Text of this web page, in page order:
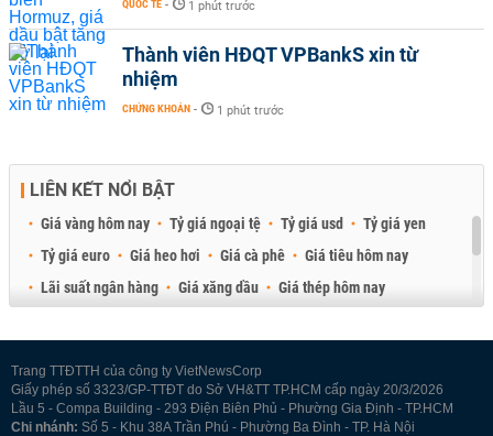
QUỐC TẾ - 1 phút trước
Thành viên HĐQT VPBankS xin từ
nhiệm
CHỨNG KHOÁN - 1 phút trước
LIÊN KẾT NỔI BẬT
Giá vàng hôm nay Tỷ giá ngoại tệ Tỷ giá usd
Tỷ giá yen
Tỷ giá euro
Giá heo hơi Giá cà phê
Giá tiêu hôm nay
Lãi suất ngân hàng
Giá xăng dầu
Giá thép hôm nay
Trang TTĐTTH của công ty VietNewsCorp
Giấy phép số 3323/GP-TTĐT do Sở VH&TT TP.HCM cấp ngày 20/3/2026
Lầu 5 - Compa Building - 293 Điện Biên Phủ - Phường Gia Định - TP.HCM
Chi nhánh: Số 5 - Khu 38A Trần Phú - Phường Ba Đình - TP. Hà Nội